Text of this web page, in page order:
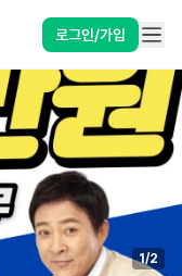
로그인/가입
1/2